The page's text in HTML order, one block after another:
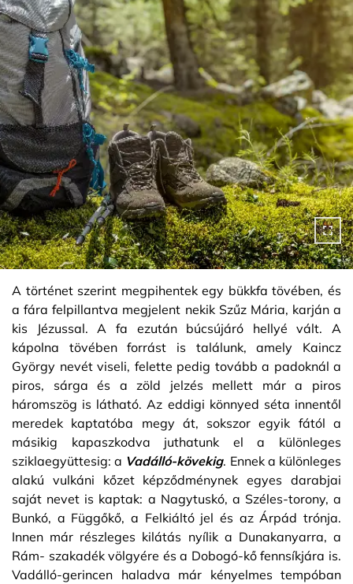
A történet szerint megpihentek egy bükkfa tövében, és
a fára felpillantva megjelent nekik Szűz Mária, karján a
kis Jézussal. A fa ezután búcsújáró hellyé vált. A
kápolna tövében forrást is találunk, amely Kaincz
György nevét viseli, felette pedig tovább a padoknál a
piros, sárga és a zöld jelzés mellett már a piros
háromszög is látható. Az eddigi könnyed séta innentől
meredek kaptatóba megy át, sokszor egyik fától a
másikig kapaszkodva juthatunk el a különleges
sziklaegyüttesig: a Vadálló-kövekig. Ennek a különleges
alakú vulkáni kőzet képződménynek egyes darabjai
saját nevet is kaptak: a Nagytuskó, a Széles-torony, a
Bunkó, a Függőkő, a Felkiáltó jel és az Árpád trónja.
Innen már részleges kilátás nyílik a Dunakanyarra, a
Rám- szakadék völgyére és a Dobogó-kő fennsíkjára is.
Vadálló-gerincen haladva már kényelmes tempóban